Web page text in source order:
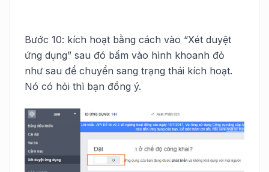
Bước 10: kích hoạt bằng cách vào “Xét duyệt
ứng dụng” sau đó bấm vào hình khoanh đỏ
như sau để chuyển sang trạng thái kích hoạt.
Nó có hỏi thì bạn đồng ý.